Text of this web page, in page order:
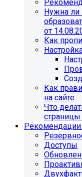
Нужна ли
от
Как
Как
на сайте
Что
Рекомендации
Доступы